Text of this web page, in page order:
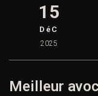
15
DéC
2025
Meilleur